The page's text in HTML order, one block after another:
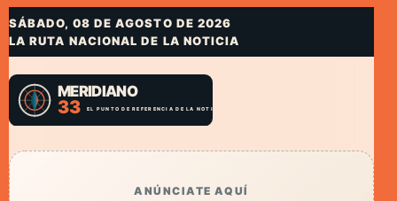
SÁBADO, 08 DE AGOSTO DE 2026
LA RUTA NACIONAL DE LA NOTICIA
ANÚNCIATE AQUÍ